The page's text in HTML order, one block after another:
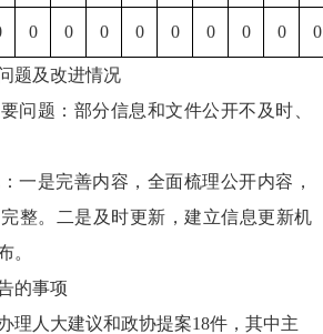
0 0 0 0 0 0 0 0 0
题及改进情况
问题：部分信息和文件公开不及时、
一是完善内容，全面梳理公开内容，
整。二是及时更新，建立信息更新机
。
的事项
理人大建议和政协提案18件，其中主